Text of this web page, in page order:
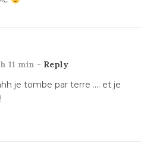
11 min - Reply
je tombe par terre …. et je